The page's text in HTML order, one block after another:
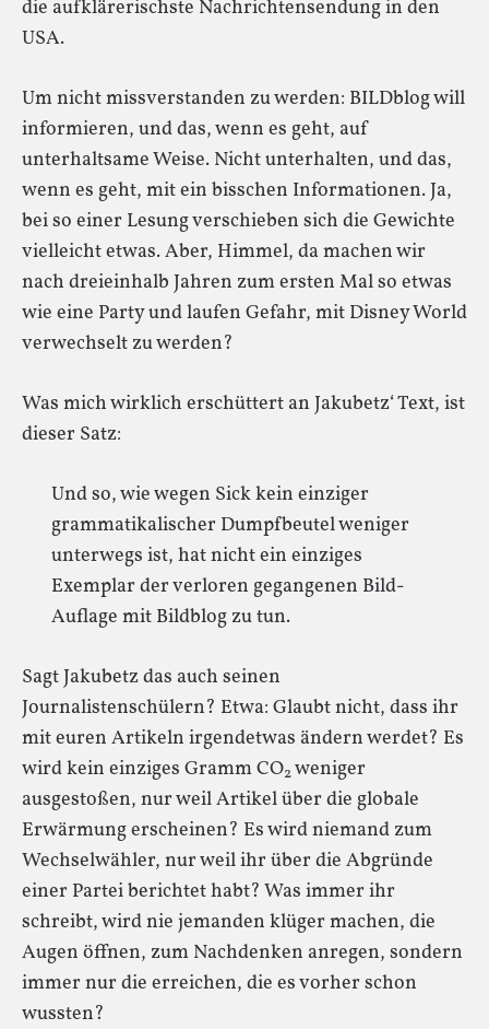
die aufklärerischste Nachrichtensendung in den
USA.
Um nicht missverstanden zu werden: BILDblog will
informieren, und das, wenn es geht, auf
unterhaltsame Weise. Nicht unterhalten, und das,
wenn es geht, mit ein bisschen Informationen. Ja,
bei so einer Lesung verschieben sich die Gewichte
vielleicht etwas. Aber, Himmel, da machen wir
nach dreieinhalb Jahren zum ersten Mal so etwas
wie eine Party und laufen Gefahr, mit Disney World
verwechselt zu werden?
Was mich wirklich erschüttert an Jakubetz‘ Text, ist
dieser Satz:
Und so, wie wegen Sick kein einziger
grammatikalischer Dumpfbeutel weniger
unterwegs ist, hat nicht ein einziges
Exemplar der verloren gegangenen Bild-
Auflage mit Bildblog zu tun.
Sagt Jakubetz das auch seinen
Journalistenschülern? Etwa: Glaubt nicht, dass ihr
mit euren Artikeln irgendetwas ändern werdet? Es
wird kein einziges Gramm CO2weniger
ausgestoßen, nur weil Artikel über die globale
Erwärmung erscheinen? Es wird niemand zum
Wechselwähler, nur weil ihr über die Abgründe
einer Partei berichtet habt? Was immer ihr
schreibt, wird nie jemanden klüger machen, die
Augen öffnen, zum Nachdenken anregen, sondern
immer nur die erreichen, die es vorher schon
wussten?